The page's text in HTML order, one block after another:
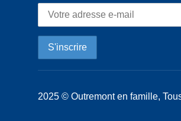
2025 © Outremont en famille,